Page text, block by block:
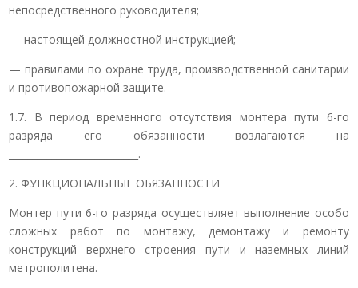
непосредственного руководителя;
— настоящей должностной инструкцией;
— правилами по охране труда, производственной санитарии
и противопожарной защите.
1.7. В период временного отсутствия монтера пути 6-го
разряда его обязанности возлагаются на
___________________________.
2. ФУНКЦИОНАЛЬНЫЕ ОБЯЗАННОСТИ
Монтер пути 6-го разряда осуществляет выполнение особо
сложных работ по монтажу, демонтажу и ремонту
конструкций верхнего строения пути и наземных линий
метрополитена.